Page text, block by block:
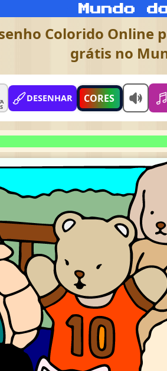
Colorido
grátis no
DESENHAR CORES